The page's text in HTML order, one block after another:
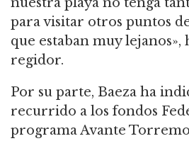
para visitar otros puntos
que estaban muy lejanos»,
regidor.
Por su parte, Baeza ha
recurrido a los fondos
programa Avante